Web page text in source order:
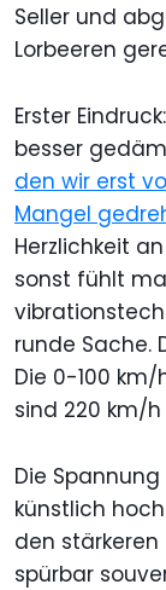
Seller und
Lorbeeren
Erster
besser
den wir erst
Mangel
Herzlichkeit
sonst fühlt
runde Sache.
Die 0-100
sind 220 km/h
Die
künstlich
den stärkeren
spürbar